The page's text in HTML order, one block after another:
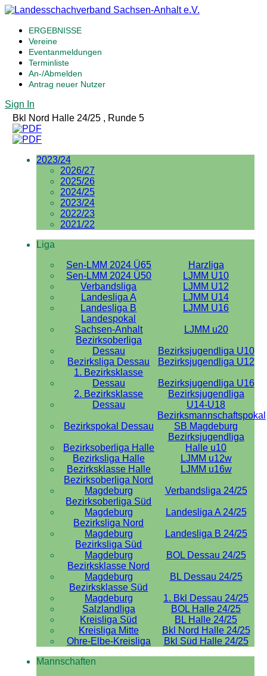
ERGEBNISSE
Vereine
Eventanmeldungen
Terminliste
An-/Abmelden
Antrag neuer Nutzer
Sign In
Bkl Nord Halle 24/25 , Runde 5
2023/24
2026/27
2025/26
2024/25
2023/24
2022/23
2021/22
Liga
Sen-LMM 2024 Ü65
Harzliga
Sen-LMM 2024 Ü50
LJMM U10
Verbandsliga
LJMM U12
Landesliga A
LJMM U14
Landesliga B
LJMM U16
Landespokal
Sachsen-Anhalt
LJMM u20
Bezirksoberliga
Dessau
Bezirksjugendliga U10
Bezirksliga Dessau
Bezirksjugendliga U12
1. Bezirksklasse
Dessau
Bezirksjugendliga U16
2. Bezirksklasse
Dessau
Bezirksjugendliga
U14-U18
Bezirkspokal Dessau
Bezirksmannschaftspokal
SB Magdeburg
Bezirksoberliga Halle
Bezirksjugendliga
Halle u10
Bezirksliga Halle
LJMM u12w
Bezirksklasse Halle
LJMM u16w
Bezirksoberliga Nord
Magdeburg
Verbandsliga 24/25
Bezirksoberliga Süd
Magdeburg
Landesliga A 24/25
Bezirksliga Nord
Magdeburg
Landesliga B 24/25
Bezirksliga Süd
Magdeburg
BOL Dessau 24/25
Bezirksklasse Nord
Magdeburg
BL Dessau 24/25
Bezirksklasse Süd
Magdeburg
1. Bkl Dessau 24/25
Salzlandliga
BOL Halle 24/25
Kreisliga Süd
BL Halle 24/25
Kreisliga Mitte
Bkl Nord Halle 24/25
Ohre-Elbe-Kreisliga
Bkl Süd Halle 24/25
Mannschaften